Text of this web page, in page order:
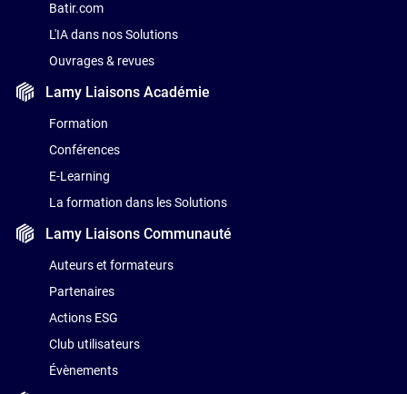
Batir.com
L'IA dans nos Solutions
Ouvrages & revues
Lamy LiaisonsAcadémie
Formation
Conférences
E-Learning
La formation dans les Solutions
Lamy LiaisonsCommunauté
Auteurs et formateurs
Partenaires
Actions ESG
Club utilisateurs
Évènements